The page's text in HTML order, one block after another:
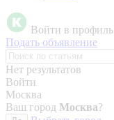
Войти в профиль
Подать объявление
Нет результатов
Войти
Москва
Ваш город Москва?